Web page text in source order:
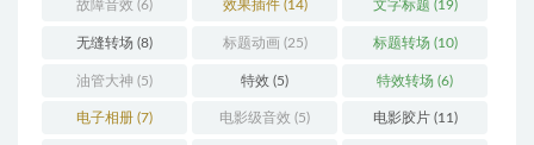
故障音效 (6) 效果插件(14) 文字标题 (19)
无缝转场 (8) 标题动画(25) 标题转场 (10)
油管大神 (5) 特效 (5) 特效转场 (6)
电子相册 (7) 电影级音效 (5) 电影胶片(11)